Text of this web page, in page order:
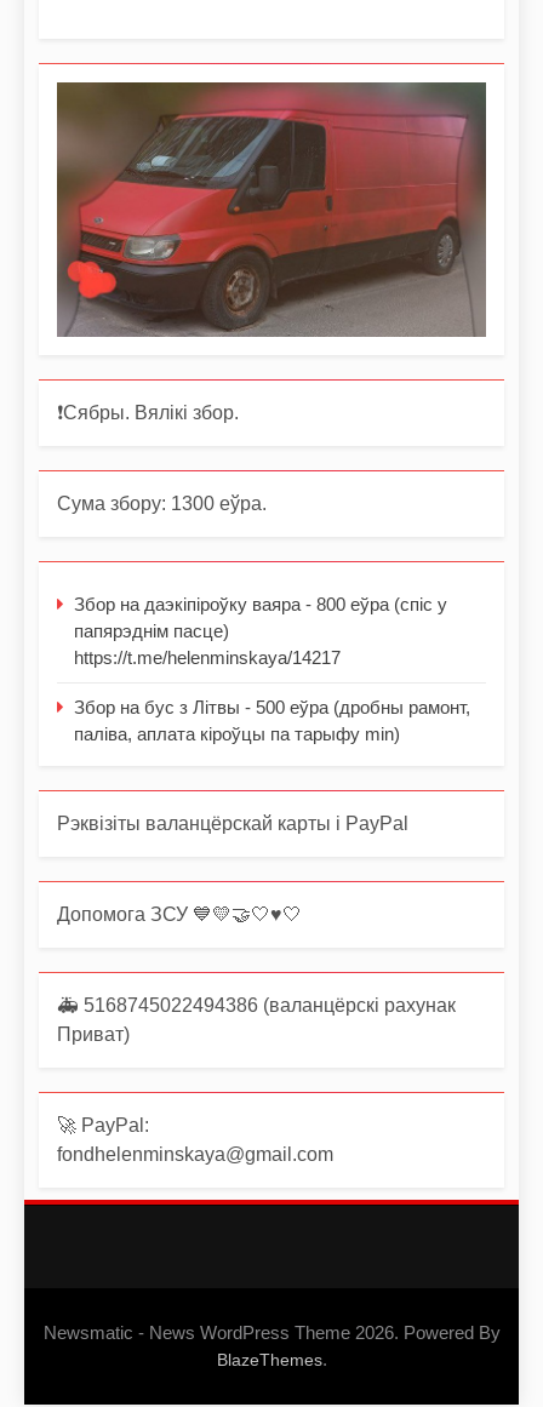
❗️Сябры. Вялікі збор.
Сума збору: 1300 еўра.
Збор на даэкіпіроўку ваяра - 800 еўра (спіс у
папярэднім пасце)
https://t.me/helenminskaya/14217
Збор на бус з Літвы - 500 еўра (дробны рамонт,
паліва, аплата кіроўцы па тарыфу min)
Рэквізіты валанцёрскай карты і PayPal
Допомога ЗСУ 💙💛🤝🤍♥️🤍
🚑 5168745022494386 (валанцёрскі рахунак
Приват)
🚀 PayPal:
fondhelenminskaya@gmail.com
Newsmatic - News WordPress Theme 2026. Powered By
BlazeThemes.